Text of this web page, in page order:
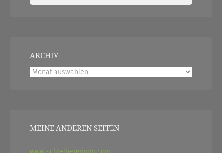
ARCHIV
Archiv
MEINE ANDEREN SEITEN